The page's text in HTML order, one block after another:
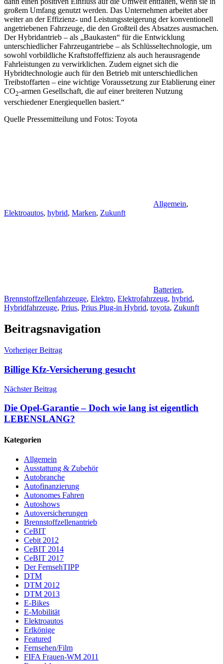
großem Umfang genutzt werden. Das Unternehmen arbeitet aber
weiter an der Effizienz- und Leistungssteigerung der konventionell
angetriebenen Fahrzeuge, die den Großteil des Absatzes ausmachen.
Der Hybridantrieb – als „Baukasten“ für die Entwicklung
unterschiedlicher Fahrzeugantriebe – als Schlüsseltechnologie, um
sowohl vorbildliche Kraftstoffeffizienz als auch herausragende
Fahrleistungen zu verwirklichen. Zudem eignet sich die
Hybridtechnologie auch für den Betrieb mit unterschiedlichen
Treibstoffarten – eine wichtige Voraussetzung zur Etablierung einer
CO2-armen Gesellschaft, die auf einer breiteren Nutzung
verschiedener Energiequellen basiert.“
Quelle Pressemitteilung und Fotos: Toyota
Allgemein,
Elektroautos, hybrid, Marken, Zukunft
Batterien,
Brennstoffzellenfahrzeuge, Elektro, Elektrofahrzeug, hybrid,
Hybridfahrzeuge, Prius, Prius Plug-in Hybrid, toyota, Zukunft
Beitragsnavigation
Vorheriger Beitrag
Billige Kfz-Versicherung gesucht
Nächster Beitrag
Die Opel-Garantie – Doch wie lang ist eigentlich
LEBENSLANG?
Kategorien
Allgemein
Ausstattung & Zubehör
Autobranche
Autofinanzierung
Autonomes Fahren
Autoshows
Autoversicherungen
Brennstoffzellenantrieb
CeBIT
Cebit 2012
CeBIT 2014
CeBIT 2017
Der FernsehTIPP
DTM
DTM 2012
DTM 2013
E-Bikes
E-Mobilität
Elektroautos
Erlkönige
Featured
Fernsehen/Film
FIFA Frauen-WM 2011